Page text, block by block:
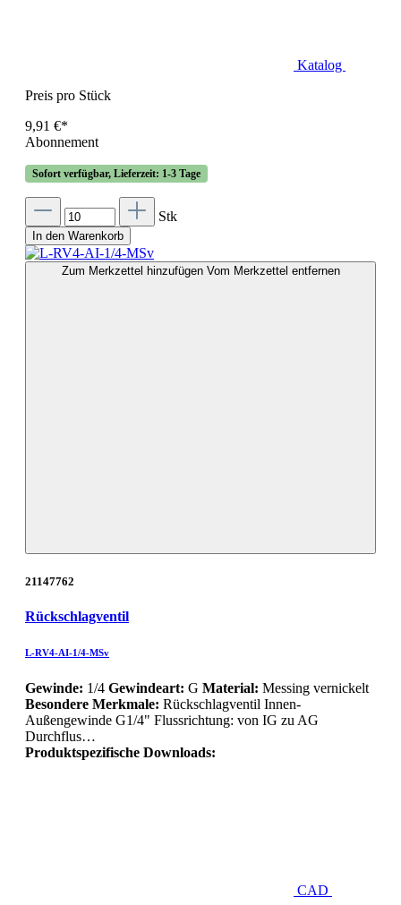
Katalog
Preis pro Stück
9,91 €*
Abonnement
Sofort verfügbar, Lieferzeit: 1-3 Tage
Stk
In den Warenkorb
Zum Merkzettel hinzufügen Vom Merkzettel entfernen
21147762
Rückschlagventil
L-RV4-AI-1/4-MSv
Gewinde: 1/4 Gewindeart: G Material: Messing vernickelt
Besondere Merkmale: Rückschlagventil Innen-
Außengewinde G1/4" Flussrichtung: von IG zu AG
Durchflus…
Produktspezifische Downloads:
CAD